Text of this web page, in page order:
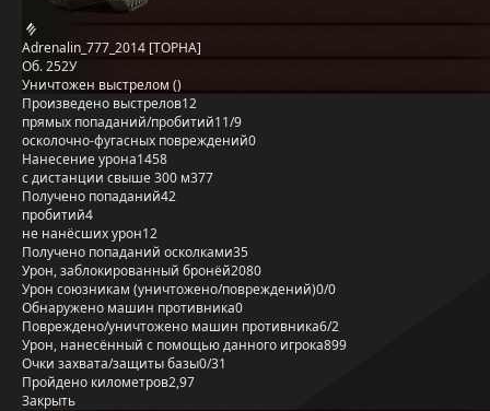
Adrenalin_777_2014 [TOPHA]
Об. 252У
Уничтожен выстрелом ()
Произведено выстрелов12
прямых попаданий/пробитий11/9
осколочно-фугасных повреждений0
Нанесение урона1458
с дистанции свыше 300 м377
Получено попаданий42
пробитий4
не нанёсших урон12
Получено попаданий осколками35
Урон, заблокированный бронёй2080
Урон союзникам (уничтожено/повреждений)0/0
Обнаружено машин противника0
Повреждено/уничтожено машин противника6/2
Урон, нанесённый с помощью данного игрока899
Очки захвата/защиты базы0/31
Пройдено километров2,97
Закрыть